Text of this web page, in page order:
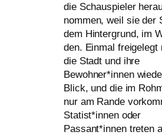
die Schauspieler
nom­men, weil sie der
dem Hintergrund, im
den. Einmal frei­ge­legt
die Stadt und ihre
Bewohner*innen
Blick, und die im
nur am Rande
Statist*innen oder
Passant*innen tre­ten